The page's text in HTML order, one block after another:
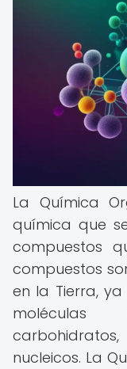
La Química
química que
compuestos
compuestos
en la Tierra,
nucleicos. La